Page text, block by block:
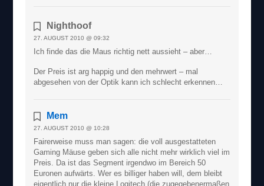
Nighthoof
27. AUGUST 2010 @ 09:32
Ich finde das die Maus richtig nett aussieht – aber…
Der Preis ist arg happig und den mehrwert – mal
abgesehen von der Optik kann ich schlecht erkennen…
Mem
27. AUGUST 2010 @ 10:28
Fairerweise muss man sagen: die voll ausgestatteten
Gaming Mäuse geben sich alle nicht mehr wirklich viel im
Preis. Da ist das Segment irgendwo im Bereich 50
Euronen aufwärts. Wer es billiger haben will, dem bleibt
eigentlich nur die kleine Logitech (die zugegebenermaßen